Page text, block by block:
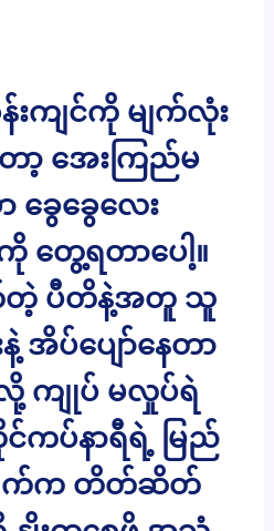
ကျင်ကို မျက်လုံး
အေးကြည်မ
ခွေခွေလေး
တွေ့ရတာပေါ့။
က်တဲ့ ပီတိနဲ့အတူ သူ
အိပ်ပျော်နေတာ
လို့ ကျုပ် မလှုပ်ရဲ
ကပ်နာရီရဲ့ မြည်
ျက်က တိတ်ဆိတ်